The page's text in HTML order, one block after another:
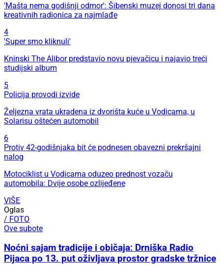
'Mašta nema godišnji odmor': Šibenski muzej donosi tri dana
kreativnih radionica za najmlađe
4
'Super smo kliknuli'
Kninski The Alibor predstavio novu pjevačicu i najavio treći
studijski album
5
Policija provodi izvide
Željezna vrata ukradena iz dvorišta kuće u Vodicama, u
Solarisu oštećen automobil
6
Protiv 42-godišnjaka bit će podnesen obavezni prekršajni
nalog
Motociklist u Vodicama oduzeo prednost vozaču
automobila: Dvije osobe ozlijeđene
VIŠE
Oglas
/ FOTO
Ove subote
Noćni sajam tradicije i običaja: Drniška Radio
Pijaca po 13. put oživljava prostor gradske tržnice